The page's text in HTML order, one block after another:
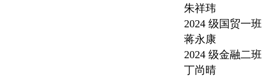
朱祥玮
2024 级国贸一班
蒋永康
2024 级金融二班
丁尚晴